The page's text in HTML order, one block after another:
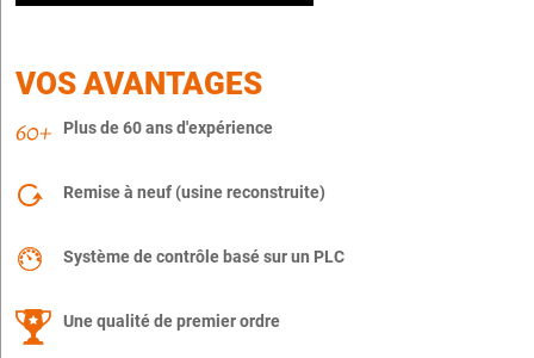
VOS AVANTAGES
Plus de 60 ans d'expérience
Remise à neuf (usine reconstruite)
Système de contrôle basé sur un PLC
Une qualité de premier ordre